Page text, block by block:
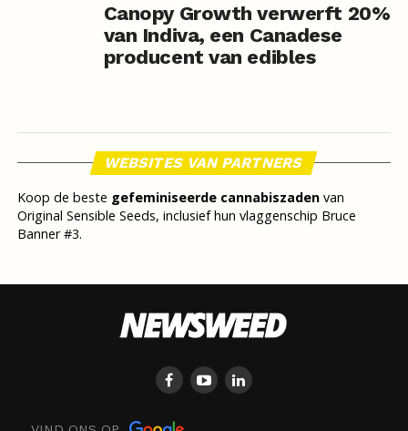
Canopy Growth verwerft 20%
van Indiva, een Canadese
producent van edibles
WEBSITES VAN PARTNERS
Koop de beste gefeminiseerde cannabiszadenvan
Original Sensible Seeds, inclusief hun vlaggenschip Bruce
Banner #3.